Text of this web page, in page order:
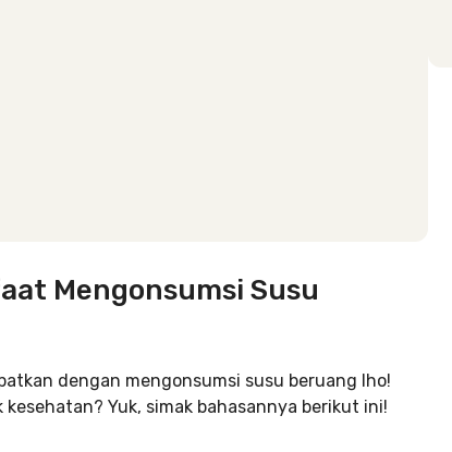
Mengonsumsi Susu
dengan mengonsumsi susu beruang lho!
Yuk, simak bahasannya berikut ini!